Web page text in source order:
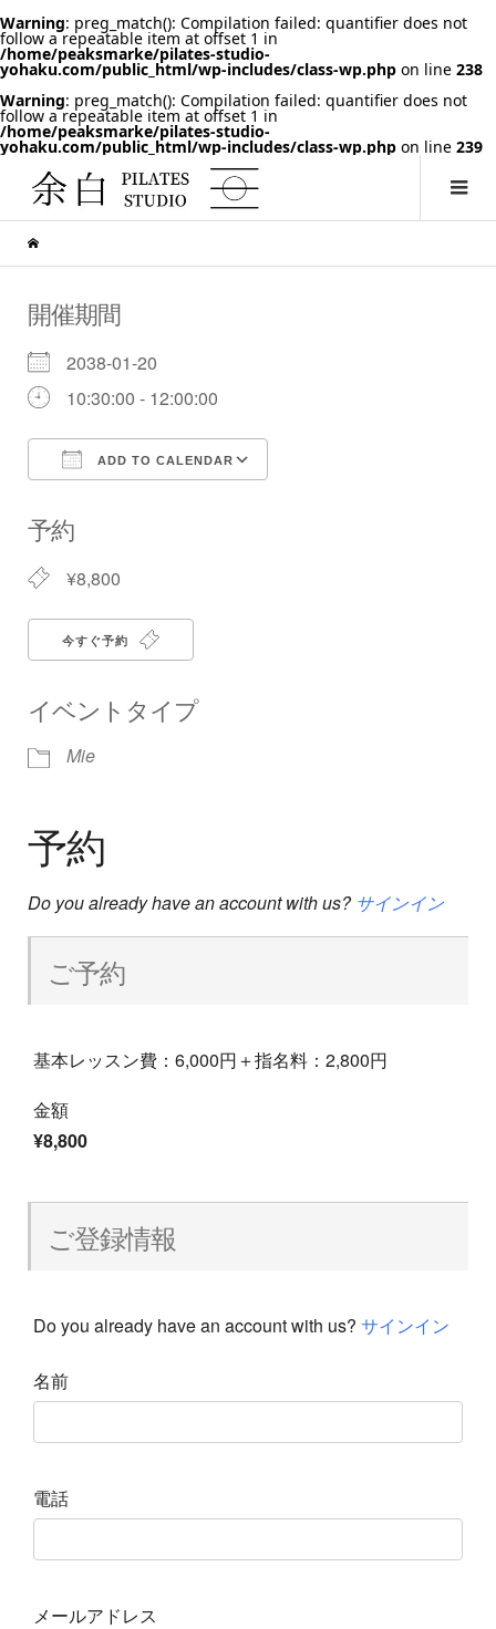
Warning: preg_match(): Compilation failed: quantifier does not
follow a repeatable item at offset 1 in
/home/peaksmarke/pilates-studio-
yohaku.com/public_html/wp-includes/class-wp.php on line 238
Warning: preg_match(): Compilation failed: quantifier does not
follow a repeatable item at offset 1 in
/home/peaksmarke/pilates-studio-
yohaku.com/public_html/wp-includes/class-wp.php on line 239
開催期間
2038-01-20
10:30:00 - 12:00:00
ADD TO CALENDAR
予約
¥8,800
今すぐ予約
イベントタイプ
Mie
予約
Do you already have an account with us? サインイン
ご予約
基本レッスン費：6,000円＋指名料：2,800円
金額
¥8,800
ご登録情報
Do you already have an account with us? サインイン
名前
電話
メールアドレス